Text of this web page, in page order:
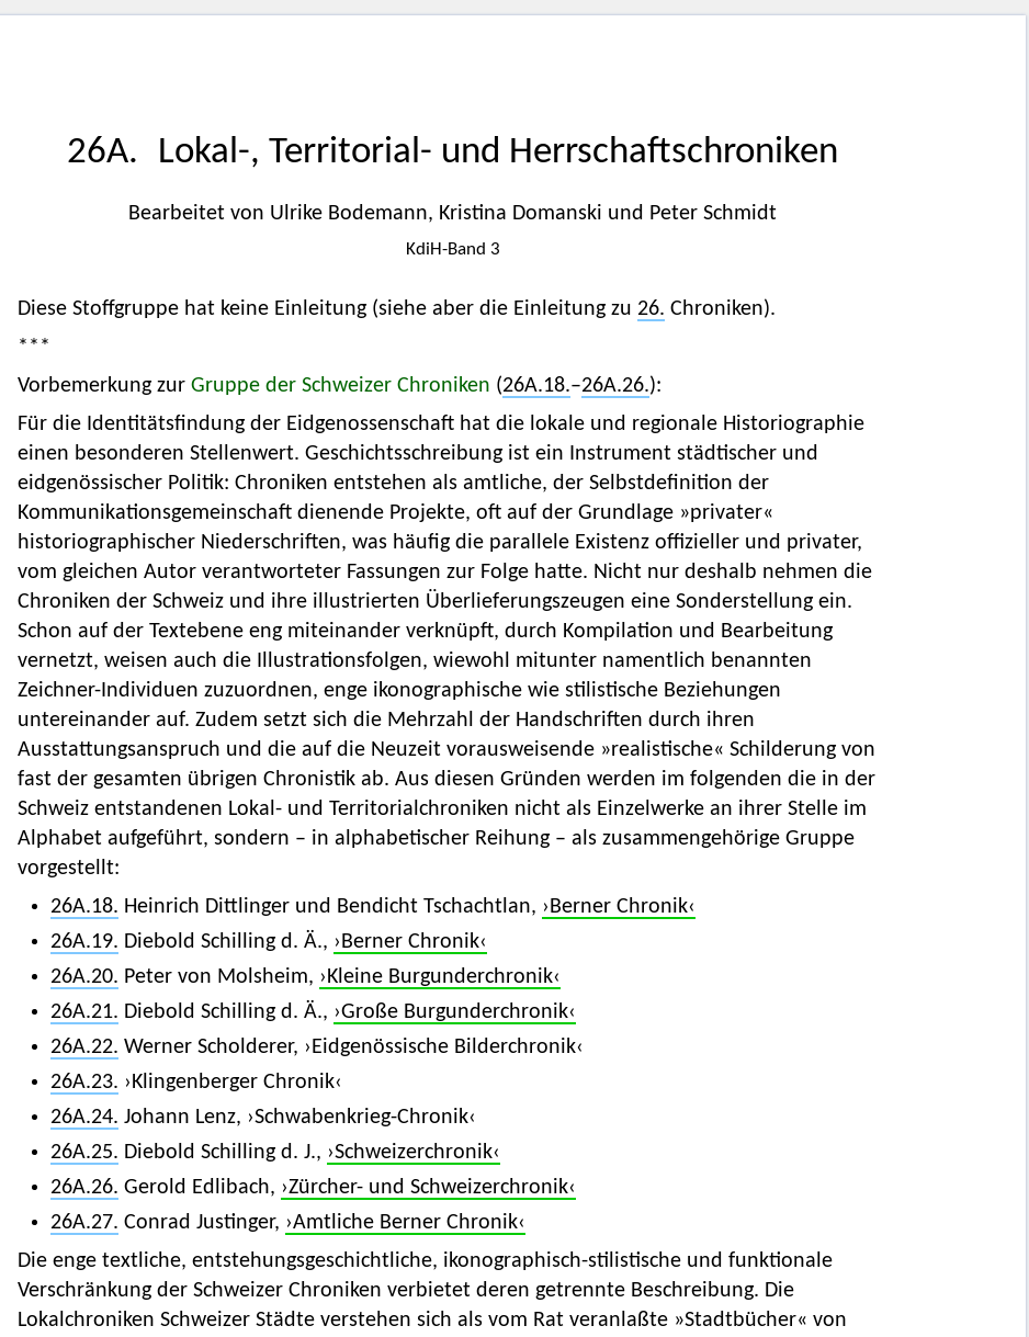
26A. Lokal-, Territorial- und Herrschaftschroniken
Bearbeitet von Ulrike Bodemann, Kristina Domanski und Peter Schmidt
KdiH-Band 3
Diese Stoffgruppe hat keine Einleitung (siehe aber die Einleitung zu 26. Chroniken).
***
Vorbemerkung zur Gruppe der Schweizer Chroniken (26A.18.–26A.26.):
Für die Identitätsfindung der Eidgenossenschaft hat die lokale und regionale Historiographie
einen besonderen Stellenwert. Geschichtsschreibung ist ein Instrument städtischer und
eidgenössischer Politik: Chroniken entstehen als amtliche, der Selbstdefinition der
Kommunikationsgemeinschaft dienende Projekte, oft auf der Grundlage »privater«
historiographischer Niederschriften, was häufig die parallele Existenz offizieller und privater,
vom gleichen Autor verantworteter Fassungen zur Folge hatte. Nicht nur deshalb nehmen die
Chroniken der Schweiz und ihre illustrierten Überlieferungszeugen eine Sonderstellung ein.
Schon auf der Textebene eng miteinander verknüpft, durch Kompilation und Bearbeitung
vernetzt, weisen auch die Illustrationsfolgen, wiewohl mitunter namentlich benannten
Zeichner-Individuen zuzuordnen, enge ikonographische wie stilistische Beziehungen
untereinander auf. Zudem setzt sich die Mehrzahl der Handschriften durch ihren
Ausstattungsanspruch und die auf die Neuzeit vorausweisende »realistische« Schilderung von
fast der gesamten übrigen Chronistik ab. Aus diesen Gründen werden im folgenden die in der
Schweiz entstandenen Lokal- und Territorialchroniken nicht als Einzelwerke an ihrer Stelle im
Alphabet aufgeführt, sondern – in alphabetischer Reihung – als zusammengehörige Gruppe
vorgestellt:
26A.18. Heinrich Dittlinger und Bendicht Tschachtlan, ›Berner Chronik‹
26A.19. Diebold Schilling d. Ä., ›Berner Chronik‹
26A.20. Peter von Molsheim, ›Kleine Burgunderchronik‹
26A.21. Diebold Schilling d. Ä., ›Große Burgunderchronik‹
26A.22. Werner Scholderer, ›Eidgenössische Bilderchronik‹
26A.23. ›Klingenberger Chronik‹
26A.24. Johann Lenz, ›Schwabenkrieg-Chronik‹
26A.25. Diebold Schilling d. J., ›Schweizerchronik‹
26A.26. Gerold Edlibach, ›Zürcher- und Schweizerchronik‹
26A.27. Conrad Justinger, ›Amtliche Berner Chronik‹
Die enge textliche, entstehungsgeschichtliche, ikonographisch-stilistische und funktionale
Verschränkung der Schweizer Chroniken verbietet deren getrennte Beschreibung. Die
Lokalchroniken Schweizer Städte verstehen sich als vom Rat veranlaßte »Stadtbücher« von